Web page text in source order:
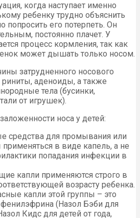
когда наступает именно
ребенку трудно объяснить
его потерпеть. Он
постоянно плачет. У
процесс кормления, так как
может дышать только носом.
затрудненного носового
риниты, аденоиды, а также
тела (бусинки,
от игрушек).
носа у детей:
средства для промывания или
в виде капель, а не
попадания инфекции в
капли применяются строго в
возрасту ребенка.
капли этой группы – это
(Назол Бэби для
Кидс для детей от года,